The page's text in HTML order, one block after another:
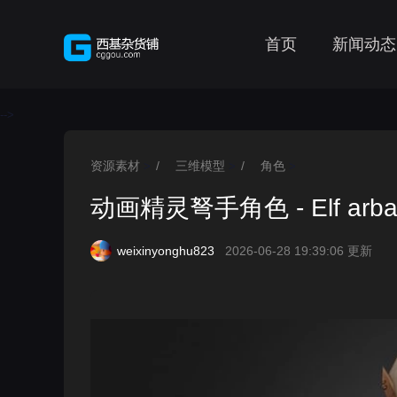
首页 新闻动态
-->
资源素材 / 三维模型 / 角色
动画精灵弩手角色 - Elf
weixinyonghu823 2026-06-28 19:39:06 更新